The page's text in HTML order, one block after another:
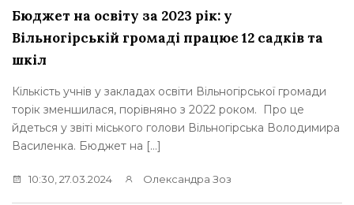
Бюджет на освіту за 2023 рік: у
Вільногірській громаді працює 12 садків та
шкіл
Кількість учнів у закладах освіти Вільногірської громади
торік зменшилася, порівняно з 2022 роком. Про це
йдеться у звіті міського голови Вільногірська Володимира
Василенка. Бюджет на […]
10:30, 27.03.2024 Олександра Зоз